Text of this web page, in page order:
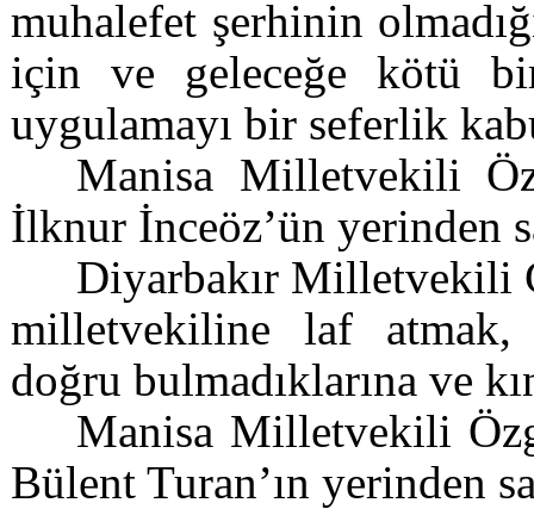
muhalefet şerhinin
için ve geleceğe kötü
uygulamayı bir seferlik
Manisa Milletvekili
İlknur İnceöz’ün yerinden
Diyarbakır Milletvekili
milletvekiline laf atmak,
doğru bulmadıklarına ve
Manisa Milletvekili
Bülent Turan’ın yerinden